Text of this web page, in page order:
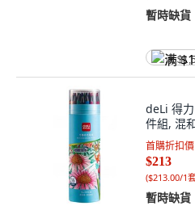
暫時缺貨
满
deLi 得
件組, 混
首購折扣價
$213
($213.00/1
暫時缺貨